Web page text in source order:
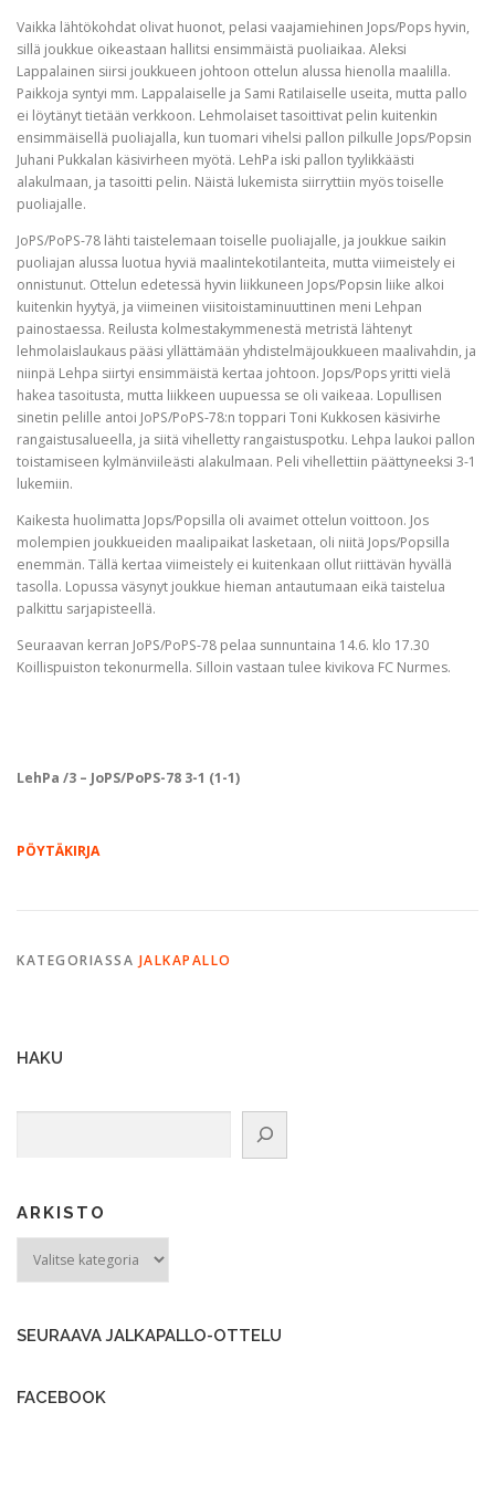
Vaikka lähtökohdat olivat huonot, pelasi vaajamiehinen Jops/Pops hyvin,
sillä joukkue oikeastaan hallitsi ensimmäistä puoliaikaa. Aleksi
Lappalainen siirsi joukkueen johtoon ottelun alussa hienolla maalilla.
Paikkoja syntyi mm. Lappalaiselle ja Sami Ratilaiselle useita, mutta pallo
ei löytänyt tietään verkkoon. Lehmolaiset tasoittivat pelin kuitenkin
ensimmäisellä puoliajalla, kun tuomari vihelsi pallon pilkulle Jops/Popsin
Juhani Pukkalan käsivirheen myötä. LehPa iski pallon tyylikkäästi
alakulmaan, ja tasoitti pelin. Näistä lukemista siirryttiin myös toiselle
puoliajalle.
JoPS/PoPS-78 lähti taistelemaan toiselle puoliajalle, ja joukkue saikin
puoliajan alussa luotua hyviä maalintekotilanteita, mutta viimeistely ei
onnistunut. Ottelun edetessä hyvin liikkuneen Jops/Popsin liike alkoi
kuitenkin hyytyä, ja viimeinen viisitoistaminuuttinen meni Lehpan
painostaessa. Reilusta kolmestakymmenestä metristä lähtenyt
lehmolaislaukaus pääsi yllättämään yhdistelmäjoukkueen maalivahdin, ja
niinpä Lehpa siirtyi ensimmäistä kertaa johtoon. Jops/Pops yritti vielä
hakea tasoitusta, mutta liikkeen uupuessa se oli vaikeaa. Lopullisen
sinetin pelille antoi JoPS/PoPS-78:n toppari Toni Kukkosen käsivirhe
rangaistusalueella, ja siitä vihelletty rangaistuspotku. Lehpa laukoi pallon
toistamiseen kylmänviileästi alakulmaan. Peli vihellettiin päättyneeksi 3-1
lukemiin.
Kaikesta huolimatta Jops/Popsilla oli avaimet ottelun voittoon. Jos
molempien joukkueiden maalipaikat lasketaan, oli niitä Jops/Popsilla
enemmän. Tällä kertaa viimeistely ei kuitenkaan ollut riittävän hyvällä
tasolla. Lopussa väsynyt joukkue hieman antautumaan eikä taistelua
palkittu sarjapisteellä.
Seuraavan kerran JoPS/PoPS-78 pelaa sunnuntaina 14.6. klo 17.30
Koillispuiston tekonurmella. Silloin vastaan tulee kivikova FC Nurmes.
LehPa /3 – JoPS/PoPS-78 3-1 (1-1)
PÖYTÄKIRJA
KATEGORIASSA JALKAPALLO
HAKU
ARKISTO
SEURAAVA JALKAPALLO-OTTELU
FACEBOOK